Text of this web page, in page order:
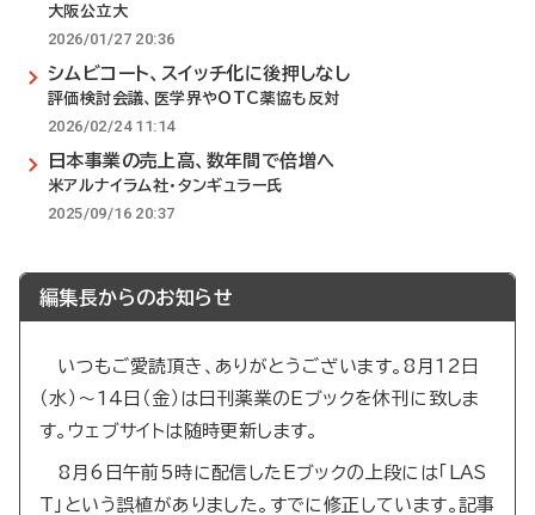
大阪公立大
2026/01/27 20:36
シムビコート、スイッチ化に後押しなし
評価検討会議、医学界やOTC薬協も反対
2026/02/24 11:14
日本事業の売上高、数年間で倍増へ
米アルナイラム社・タンギュラー氏
2025/09/16 20:37
編集長からのお知らせ
いつもご愛読頂き、ありがとうございます。8月12日
（水）～14日（金）は日刊薬業のEブックを休刊に致しま
す。ウェブサイトは随時更新します。
8月6日午前5時に配信したEブックの上段には「LAS
T」という誤植がありました。すでに修正しています。記事